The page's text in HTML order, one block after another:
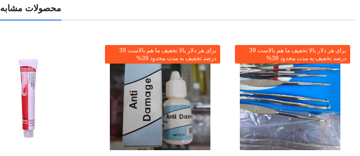
محصولات مشابه
برای هر دلار بالا تخفیف ما هم بالاست 39
درصد تخفیف به مدت محدود 39%
برای هر دلار بالا تخفیف ما هم بالاست 39
درصد تخفیف به مدت محدود 39%